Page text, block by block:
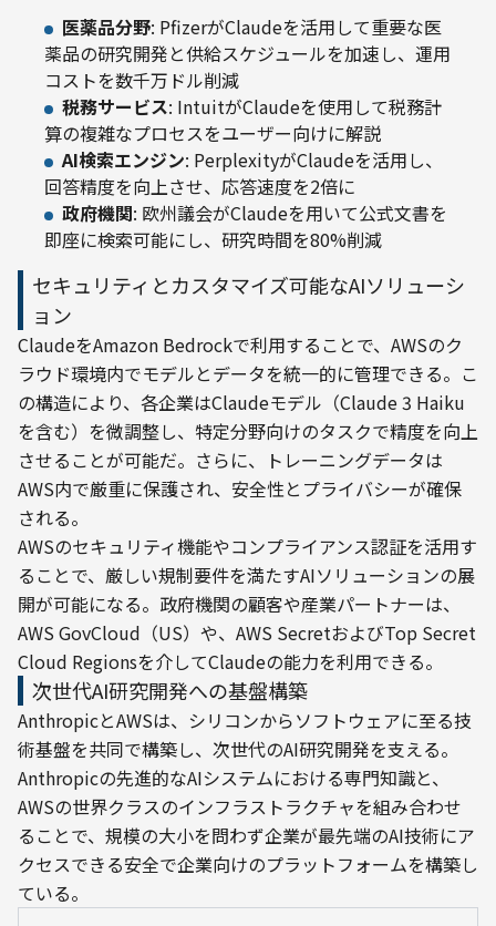
医薬品分野: PfizerがClaudeを活用して重要な医
薬品の研究開発と供給スケジュールを加速し、運用
コストを数千万ドル削減
税務サービス: IntuitがClaudeを使用して税務計
算の複雑なプロセスをユーザー向けに解説
AI検索エンジン: PerplexityがClaudeを活用し、
回答精度を向上させ、応答速度を2倍に
政府機関: 欧州議会がClaudeを用いて公式文書を
即座に検索可能にし、研究時間を80%削減
セキュリティとカスタマイズ可能なAIソリューシ
ョン
ClaudeをAmazon Bedrockで利用することで、AWSのク
ラウド環境内でモデルとデータを統一的に管理できる。こ
の構造により、各企業はClaudeモデル（Claude 3 Haiku
を含む）を微調整し、特定分野向けのタスクで精度を向上
させることが可能だ。さらに、トレーニングデータは
AWS内で厳重に保護され、安全性とプライバシーが確保
される。
AWSのセキュリティ機能やコンプライアンス認証を活用す
ることで、厳しい規制要件を満たすAIソリューションの展
開が可能になる。政府機関の顧客や産業パートナーは、
AWS GovCloud（US）や、AWS SecretおよびTop Secret
Cloud Regionsを介してClaudeの能力を利用できる。
次世代AI研究開発への基盤構築
AnthropicとAWSは、シリコンからソフトウェアに至る技
術基盤を共同で構築し、次世代のAI研究開発を支える。
Anthropicの先進的なAIシステムにおける専門知識と、
AWSの世界クラスのインフラストラクチャを組み合わせ
ることで、規模の大小を問わず企業が最先端のAI技術にア
クセスできる安全で企業向けのプラットフォームを構築し
ている。